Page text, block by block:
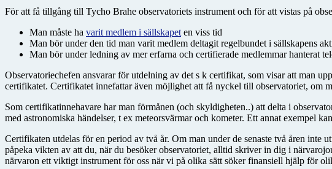
För att få tillgång till Tycho Brahe observatoriets instrument och för att vistas på
Man måste ha varit medlem i sällskapet en viss tid
Man bör under den tid man varit medlem deltagit regelbundet i sällskapens
Man bör under ledning av mer erfarna och certifierade medlemmar hanterat
Observatoriechefen ansvarar för utdelning av det s k certifikat, som visar att man
certifikatet. Certifikatet innefattar även möjlighet att få nyckel till observatoriet, om
Som certifikatinnehavare har man förmånen (och skyldigheten..) att delta i
med astronomiska händelser, t ex meteorsvärmar och kometer. Ett annat exempel
Certifikaten utdelas för en period av två år. Om man under de senaste två åren
påpeka vikten av att du, när du besöker observatoriet, alltid skriver in dig i
närvaron ett viktigt instrument för oss när vi på olika sätt söker finansiell hjälp för